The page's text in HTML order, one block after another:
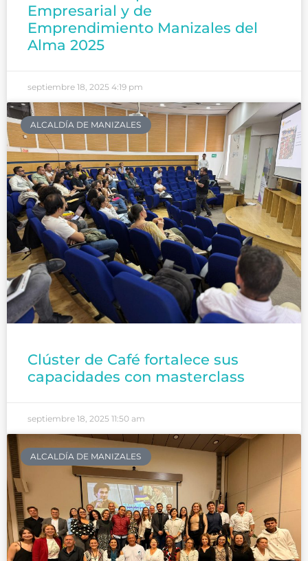
Empresarial y de
Emprendimiento Manizales del
Alma 2025
septiembre 18, 2025 4:19 pm
ALCALDÍA DE MANIZALES
Clúster de Café fortalece sus
capacidades con masterclass
septiembre 18, 2025 11:50 am
ALCALDÍA DE MANIZALES